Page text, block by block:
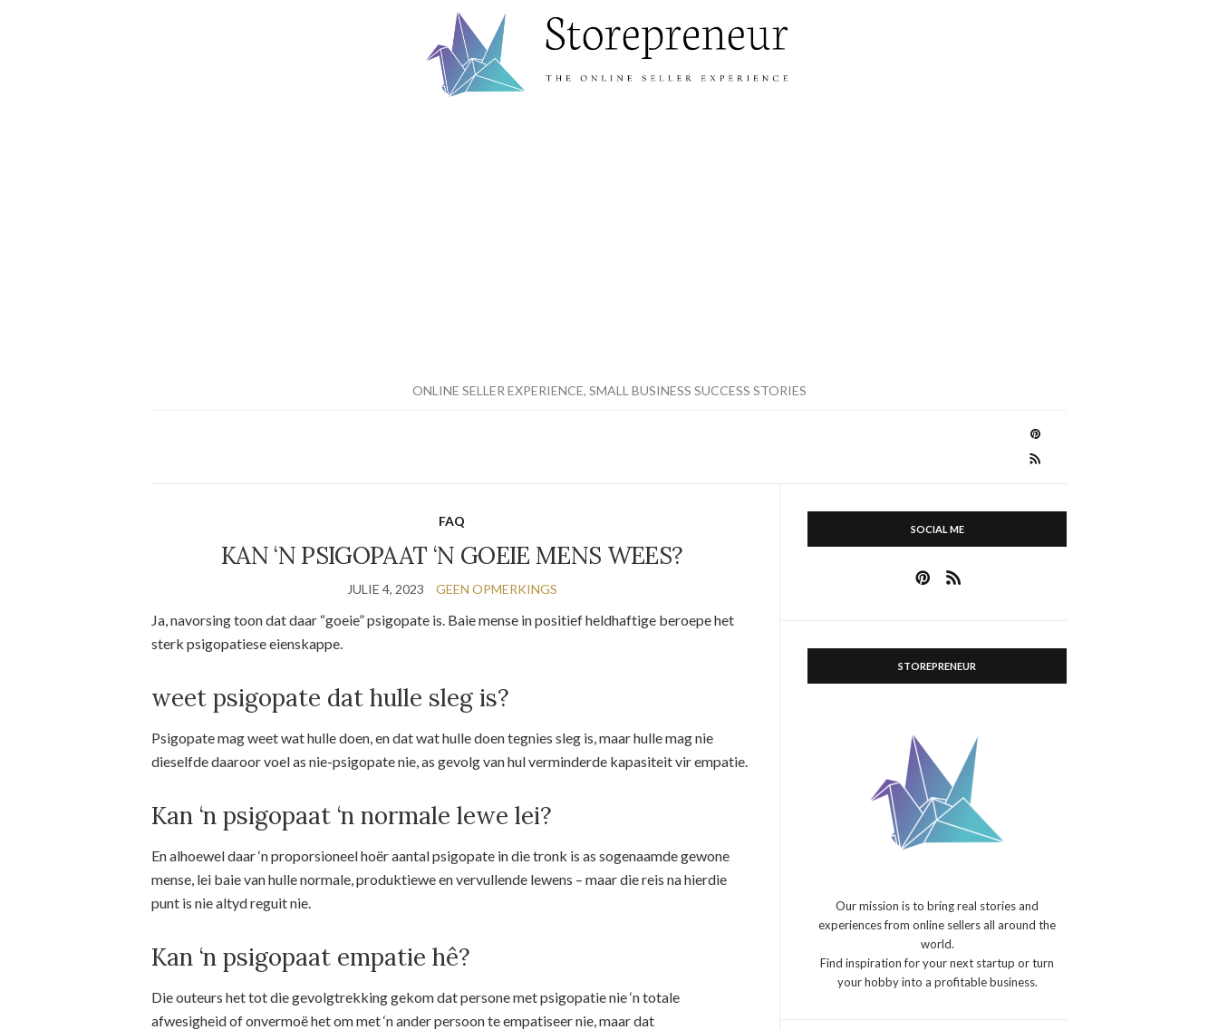
ONLINE SELLER EXPERIENCE, SMALL BUSINESS SUCCESS STORIES
FAQ
KAN ‘N PSIGOPAAT ‘N GOEIE MENS WEES?
JULIE 4, 2023 GEEN OPMERKINGS
Ja, navorsing toon dat daar “goeie” psigopate is. Baie mense in positief heldhaftige beroepe het
sterk psigopatiese eienskappe.
weet psigopate dat hulle sleg is?
Psigopate mag weet wat hulle doen, en dat wat hulle doen tegnies sleg is, maar hulle mag nie
dieselfde daaroor voel as nie-psigopate nie, as gevolg van hul verminderde kapasiteit vir empatie.
Kan ‘n psigopaat ‘n normale lewe lei?
En alhoewel daar ‘n proporsioneel hoër aantal psigopate in die tronk is as sogenaamde gewone
mense, lei baie van hulle normale, produktiewe en vervullende lewens – maar die reis na hierdie
punt is nie altyd reguit nie.
Kan ‘n psigopaat empatie hê?
Die outeurs het tot die gevolgtrekking gekom dat persone met psigopatie nie ‘n totale
afwesigheid of onvermoë het om met ‘n ander persoon te empatiseer nie, maar dat
SOCIAL ME
STOREPRENEUR
Our mission is to bring real stories and
experiences from online sellers all around the
world.
Find inspiration for your next startup or turn
your hobby into a profitable business.